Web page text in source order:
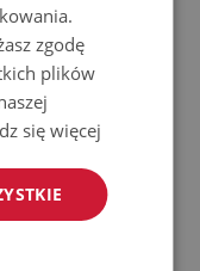
środków
powierzchni
zgodę
plików
się więcej